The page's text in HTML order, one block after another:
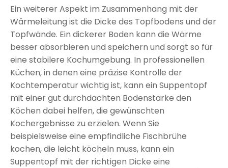
Ein weiterer Aspekt im Zusammenhang mit der
Wärmeleitung ist die Dicke des Topfbodens und der
Topfwände. Ein dickerer Boden kann die Wärme
besser absorbieren und speichern und sorgt so für
eine stabilere Kochumgebung. In professionellen
Küchen, in denen eine präzise Kontrolle der
Kochtemperatur wichtig ist, kann ein Suppentopf
mit einer gut durchdachten Bodenstärke den
Köchen dabei helfen, die gewünschten
Kochergebnisse zu erzielen. Wenn Sie
beispielsweise eine empfindliche Fischbrühe
kochen, die leicht köcheln muss, kann ein
Suppentopf mit der richtigen Dicke eine